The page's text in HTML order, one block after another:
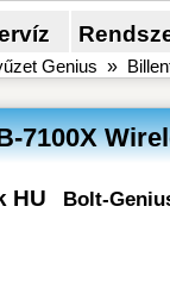
Genius »
7100X
HU Bolt-